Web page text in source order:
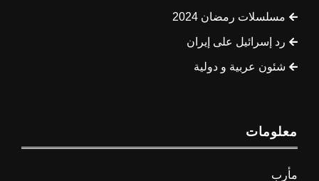
مسلسلات رمضان 2024
رد إسرائيل على إيران
شئون عربية و دولية
معلومات
مأرب